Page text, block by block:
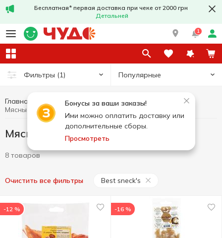
Бесплатная* первая доставка при чеке от 2000 грн
Детальней
1
Фильтры (1) Популярные
Бонусы за ваши заказы!
Ими можно оплатить доставку или
дополнительные сборы.
Просмотреть
Главная Чипсы и снеки
Мясные снеки
Мясные снеки Best sneck's
Мясные снеки Best sneck's
8 товаров
Очистить все фильтры Best sneck's
-12 % -16 %